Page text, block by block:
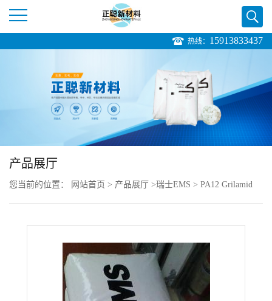
公
热线： 15913833437
产品展厅
您当前的位置： 网站首页 > 产品展厅 >瑞士EMS > PA12 Grilamid